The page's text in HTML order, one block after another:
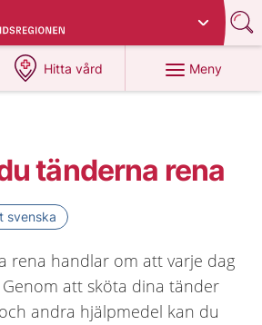
Hitta vård
på 1177.se
Meny
tänderna rena
svenska
rena handlar om att varje dag
att sköta dina tänder
andra hjälpmedel kan du